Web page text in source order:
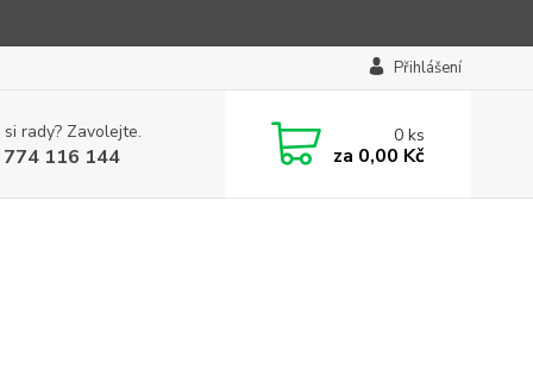
Přihlášení
rady? Zavolejte.
116 144
0ks
za 0,00 Kč